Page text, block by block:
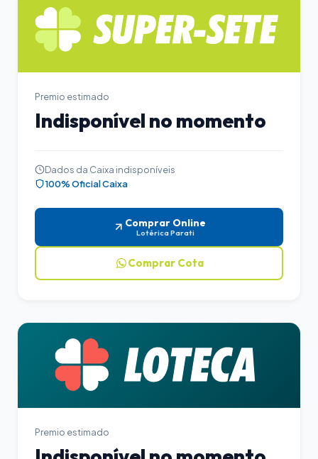
Premio estimado
Indisponível no momento
Dados da Caixa indisponíveis
100% Oficial Caixa
Comprar Online
Lotérica Parati
Comprar Cota
Premio estimado